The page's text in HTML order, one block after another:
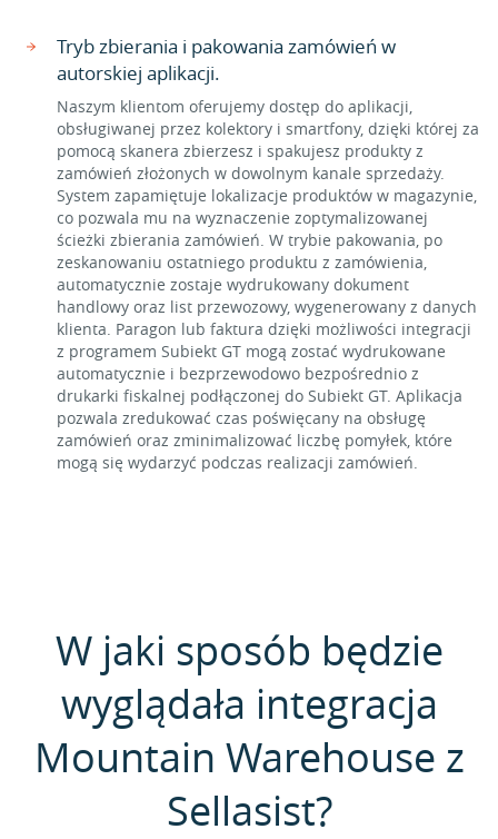
Tryb zbierania i pakowania zamówień w
autorskiej aplikacji.
Naszym klientom oferujemy dostęp do aplikacji,
obsługiwanej przez kolektory i smartfony, dzięki której za
pomocą skanera zbierzesz i spakujesz produkty z
zamówień złożonych w dowolnym kanale sprzedaży.
System zapamiętuje lokalizacje produktów w magazynie,
co pozwala mu na wyznaczenie zoptymalizowanej
ścieżki zbierania zamówień. W trybie pakowania, po
zeskanowaniu ostatniego produktu z zamówienia,
automatycznie zostaje wydrukowany dokument
handlowy oraz list przewozowy, wygenerowany z danych
klienta. Paragon lub faktura dzięki możliwości integracji
z programem Subiekt GT mogą zostać wydrukowane
automatycznie i bezprzewodowo bezpośrednio z
drukarki fiskalnej podłączonej do Subiekt GT. Aplikacja
pozwala zredukować czas poświęcany na obsługę
zamówień oraz zminimalizować liczbę pomyłek, które
mogą się wydarzyć podczas realizacji zamówień.
W jaki sposób będzie
wyglądała integracja
Mountain Warehouse z
Sellasist?